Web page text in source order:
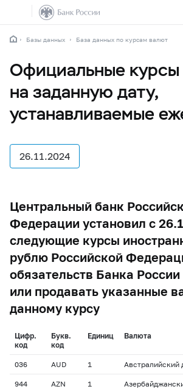
Базы данных База данных по курсам валют
Официальные курсы
на заданную дату,
устанавливаемые
26.11.2024
Центральный банк
Федерации установил с
следующие курсы
рублю Российской
обязательств Банка России
или продавать указанные
данному курсу
Цифр.
код
Букв.
код
Единиц Валюта
036 AUD 1 Австралийский
944 AZN 1